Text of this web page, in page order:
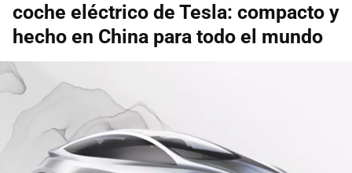
coche eléctrico de Tesla: compacto y
hecho en China para todo el mundo